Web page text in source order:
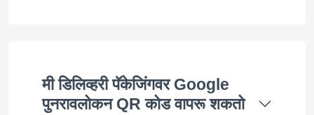
मी डिलिव्हरी पॅकेजिंगवर Google
पुनरावलोकन QR कोड वापरू शकतो